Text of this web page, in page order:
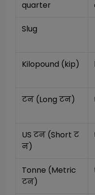
quarter
Slug
Kilopound (kip)
टन (Long टन)
US टन (Short ट
न)
Tonne (Metric
टन)